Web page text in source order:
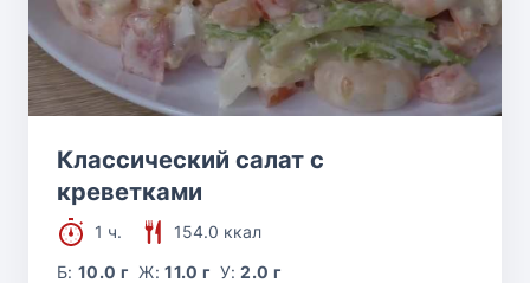
Классический салат с
креветками
1 ч.
154.0 ккал
Б:10.0 г Ж:11.0 г У:2.0 г